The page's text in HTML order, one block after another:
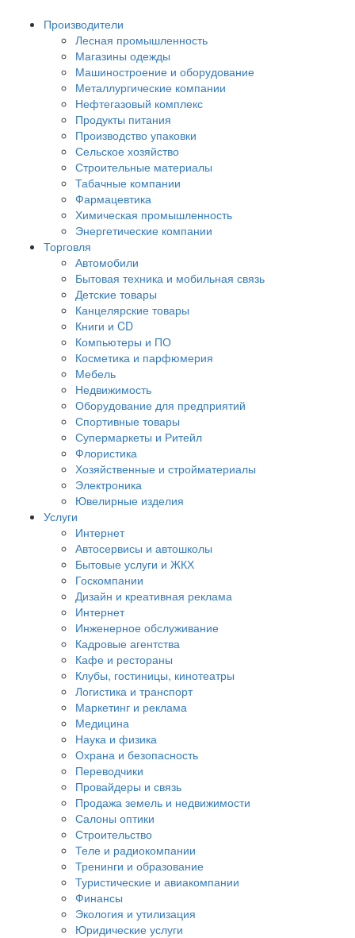
Производители
Лесная промышленность
Магазины одежды
Машиностроение и оборудование
Металлургические компании
Нефтегазовый комплекс
Продукты питания
Производство упаковки
Сельское хозяйство
Строительные материалы
Табачные компании
Фармацевтика
Химическая промышленность
Энергетические компании
Торговля
Автомобили
Бытовая техника и мобильная связь
Детские товары
Канцелярские товары
Книги и CD
Компьютеры и ПО
Косметика и парфюмерия
Мебель
Недвижимость
Оборудование для предприятий
Спортивные товары
Супермаркеты и Ритейл
Флористика
Хозяйственные и стройматериалы
Электроника
Ювелирные изделия
Услуги
Интернет
Автосервисы и автошколы
Бытовые услуги и ЖКХ
Госкомпании
Дизайн и креативная реклама
Интернет
Инженерное обслуживание
Кадровые агентства
Кафе и рестораны
Клубы, гостиницы, кинотеатры
Логистика и транспорт
Маркетинг и реклама
Медицина
Наука и физика
Охрана и безопасность
Переводчики
Провайдеры и связь
Продажа земель и недвижимости
Салоны оптики
Строительство
Теле и радиокомпании
Тренинги и образование
Туристические и авиакомпании
Финансы
Экология и утилизация
Юридические услуги